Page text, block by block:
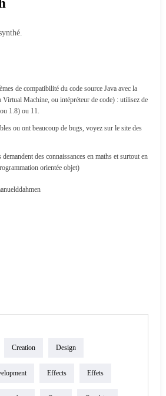
de compatibilité du code source Java avec la
Machine, ou intépréteur de code) : utilisez de
1.8) ou 11.
ou ont beaucoup de bugs, voyez sur le site des
des connaissances en maths et surtout en
orientée objet)
Creation Design
Effects Effets